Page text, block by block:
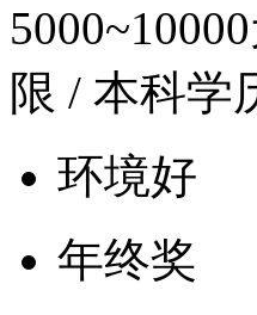
限 / 本科学
环境好
年终奖